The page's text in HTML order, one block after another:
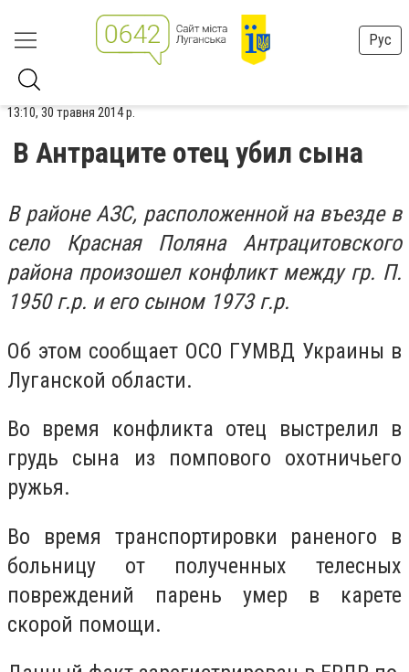
Рус
13:10, 30 травня 2014 р.
В Антраците отец убил сына
В районе АЗС, расположенной на въезде в
село Красная Поляна Антрацитовского
района произошел конфликт между гр. П.
1950 г.р. и его сыном 1973 г.р.
Об этом сообщает ОСО ГУМВД Украины в
Луганской области.
Во время конфликта отец выстрелил в
грудь сына из помпового охотничьего
ружья.
Во время транспортировки раненого в
больницу от полученных телесных
повреждений парень умер в карете
скорой помощи.